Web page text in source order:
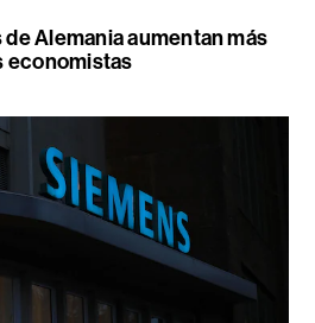
Alemania aumentan más
economistas